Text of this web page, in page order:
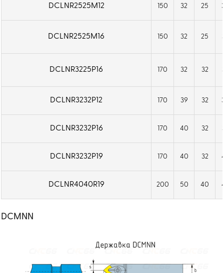
DCLNR2525M12 150 32 25
DCLNR2525M16 150 32 25
DCLNR3225P16 170 32 32
DCLNR3232P12 170 39 32
DCLNR3232P16 170 40 32
DCLNR3232P19 170 40 32
DCLNR4040R19 200 50 40
DCMNN